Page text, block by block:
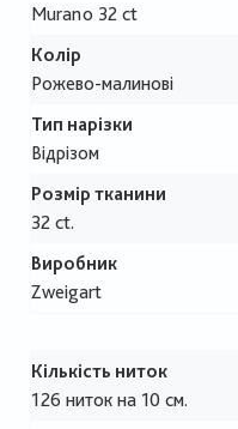
Murano 32 ct
Колір
Рожево-малинові
Тип нарізки
Відрізом
Розмір тканини
32 ct.
Виробник
Zweigart
Кількість ниток
126 ниток на 10 см.